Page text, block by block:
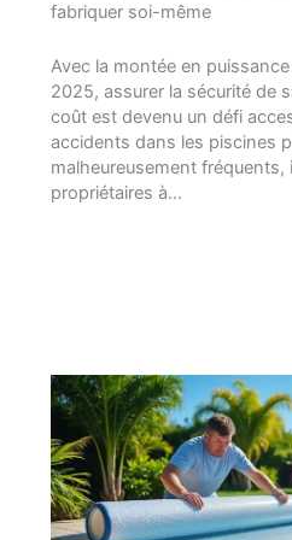
fabriquer soi-même
Avec la montée en
2025, assurer la sécurité de
coût est devenu un défi
accidents dans les piscines
malheureusement
propriétaires à…